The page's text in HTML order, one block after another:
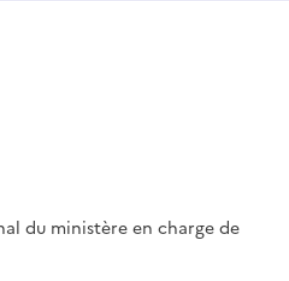
du ministère en charge de